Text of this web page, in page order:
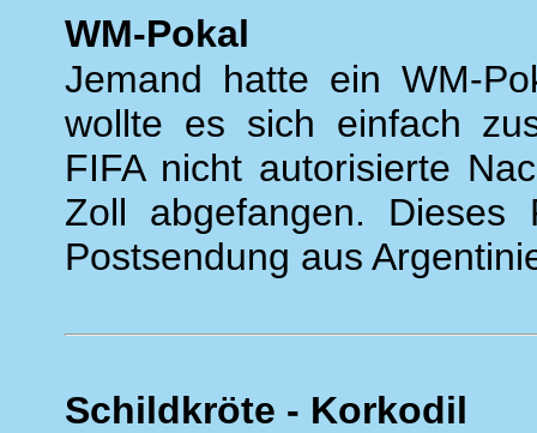
WM-Pokal
Jemand hatte ein WM-
wollte es sich einfach
FIFA nicht autorisierte
Zoll abgefangen.
Postsendung aus
Schildkröte - Korkodil